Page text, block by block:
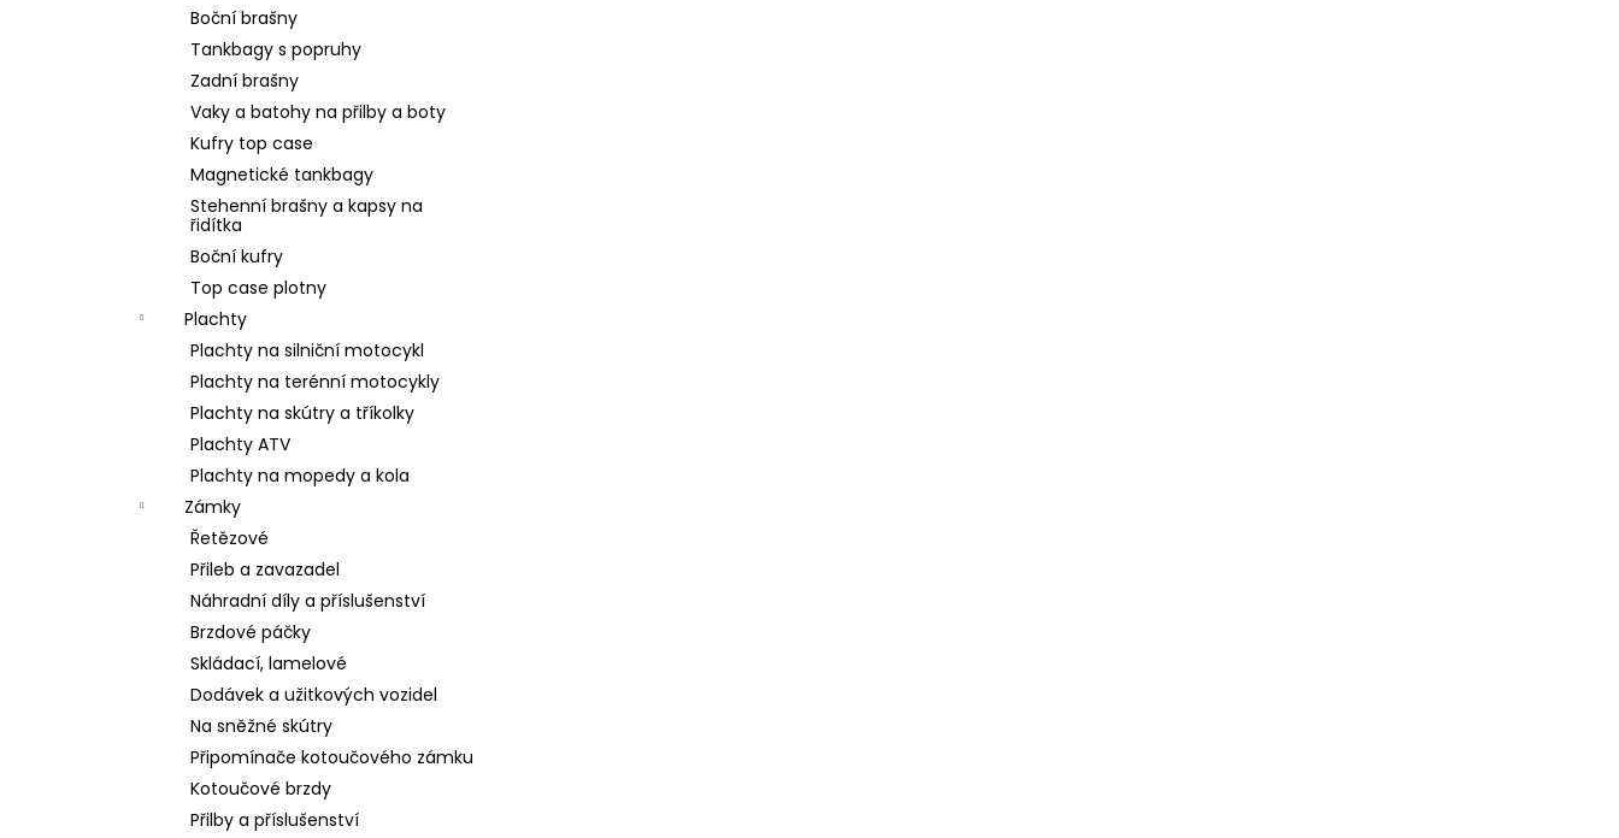
Boční brašny
Tankbagy s popruhy
Zadní brašny
Vaky a batohy na přilby a boty
Kufry top case
Magnetické tankbagy
Stehenní brašny a kapsy na
řidítka
Boční kufry
Top case plotny
Plachty
Plachty na silniční motocykl
Plachty na terénní motocykly
Plachty na skútry a tříkolky
Plachty ATV
Plachty na mopedy a kola
Zámky
Řetězové
Přileb a zavazadel
Náhradní díly a příslušenství
Brzdové páčky
Skládací, lamelové
Dodávek a užitkových vozidel
Na sněžné skútry
Připomínače kotoučového zámku
Kotoučové brzdy
Přilby a příslušenství